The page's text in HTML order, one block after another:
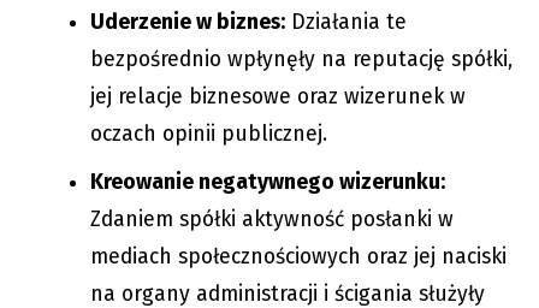
Uderzenie w biznes: Działania te
bezpośrednio wpłynęły na reputację spółki,
jej relacje biznesowe oraz wizerunek w
oczach opinii publicznej.
Kreowanie negatywnego wizerunku:
Zdaniem spółki aktywność posłanki w
mediach społecznościowych oraz jej naciski
na organy administracji i ścigania służyły